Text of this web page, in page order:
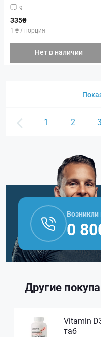
9
335₴
1 ₴ / порция
Нет в наличии
1 2 3
0
Другие
Vitamin
таб